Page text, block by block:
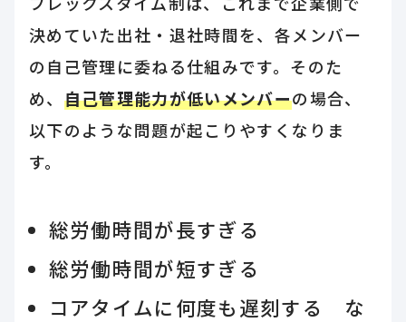
決めていた出社・退社時間を、各メンバー
の自己管理に委ねる仕組みです。そのた
め、 自己管理能力が低いメンバーの場合、
以下のような問題が起こりやすくなりま
す。
総労働時間が長すぎる
総労働時間が短すぎる
コアタイムに何度も遅刻する な